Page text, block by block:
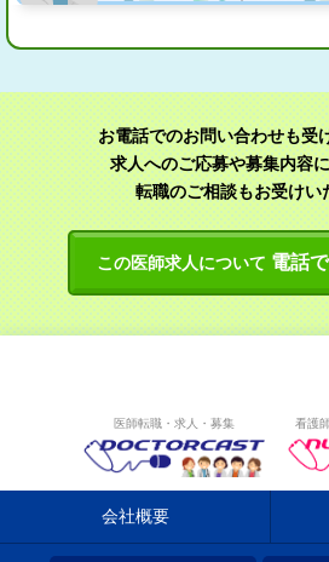
お電話でのお問い合わせも受
求人へのご応募や募集内容
転職のご相談もお受けい
この医師求人について 電話
医師転職・求人・募集 看護
会社概要